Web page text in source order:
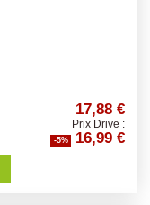
17,88 €
Prix Drive :
-5% 16,99 €